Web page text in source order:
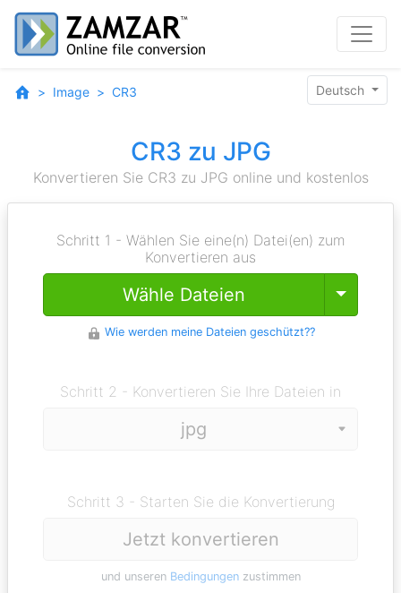
Image CR3 Deutsch
CR3 zu JPG
Konvertieren Sie CR3 zu JPG online und kostenlos
Schritt 1 - Wählen Sie eine(n) Datei(en) zum
Konvertieren aus
Wähle Dateien Toggle
Wie werden meine Dateien geschützt??
Schritt 2 - Konvertieren Sie Ihre Dateien in
Schritt 3 - Starten Sie die Konvertierung
Jetzt konvertieren
und unseren Bedingungenzustimmen